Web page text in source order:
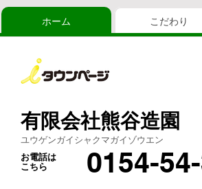
ホーム こだわり
有限会社熊谷造園
ユウゲンガイシャクマガイゾウエン
お電話は
こちら
0154-